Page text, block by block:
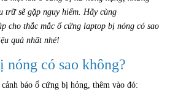
sẽ gặp nguy hiểm. Hãy cùng
cho thắc mắc ổ cứng laptop bị nóng có sao
quả nhất nhé!
nóng có sao không?
báo ổ cứng bị hỏng, thêm vào đó: